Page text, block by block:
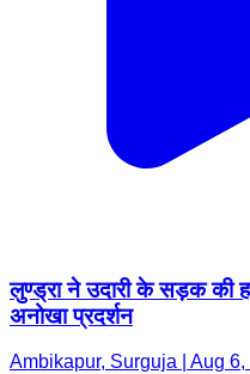
लुण्ड्रा ने उदारी के सड़क की
अनोखा प्रदर्शन
Ambikapur, Surguja | Aug 6,